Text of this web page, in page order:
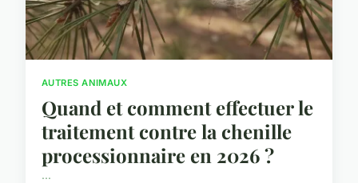
AUTRES ANIMAUX
Quand et comment effectuer le
traitement contre la chenille
processionnaire en 2026 ?
...